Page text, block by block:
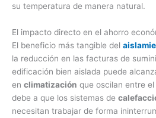
su temperatura de manera natural.
El impacto directo en el ahorro
El beneficio más tangible del
la reducción en las facturas de
edificación bien aislada puede
en climatización que oscilan entre el
debe a que los sistemas de
necesitan trabajar de forma